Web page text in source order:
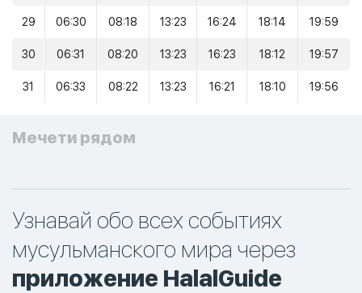
29 06:30 08:18 13:23 16:24 18:14 19:59
30 06:31 08:20 13:23 16:23 18:12 19:57
31 06:33 08:22 13:23 16:21 18:10 19:56
Мечети рядом
Узнавай обо всех событиях
мусульманского мира через
приложение HalalGuide